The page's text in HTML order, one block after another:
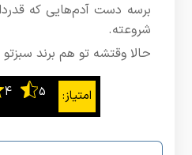
برسه دست آدم‌هایی که
شروعته.
حالا وقتشه تو هم برند